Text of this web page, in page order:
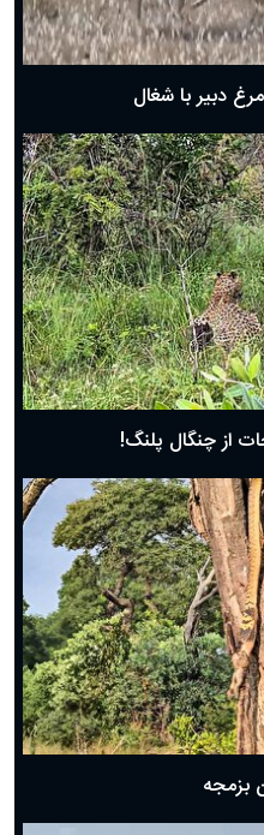
دبیر با شغال
از چنگال پلنگ!
بزمجه